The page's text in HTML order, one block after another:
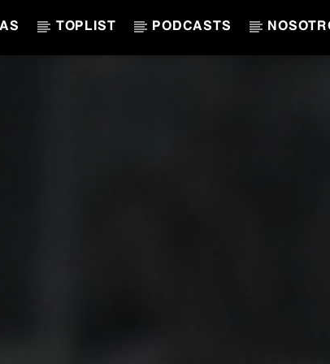
TOPLIST PODCASTS